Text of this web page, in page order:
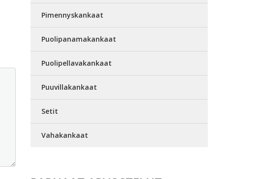
Pimennyskankaat
Puolipanamakankaat
Puolipellavakankaat
Puuvillakankaat
Setit
Vahakankaat